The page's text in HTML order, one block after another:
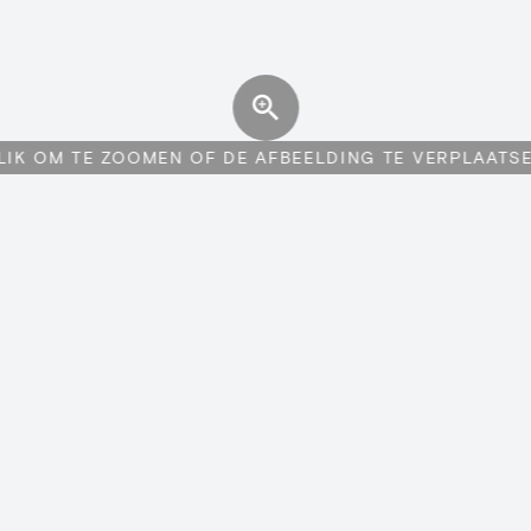
OM TE ZOOMEN OF DE AFBEELDING TE